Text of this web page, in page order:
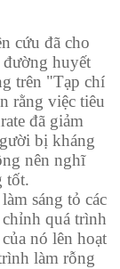
cứu đã cho
đường huyết
trên "Tạp chí
rằng việc tiêu
đã giảm
bị kháng
nên nghĩ
tốt.
sáng tỏ các
quá trình
nó lên hoạt
làm rỗng